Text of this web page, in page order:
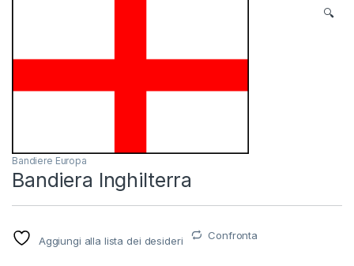
🔍
Bandiere Europa
Bandiera Inghilterra
Aggiungi alla lista dei desideri Confronta